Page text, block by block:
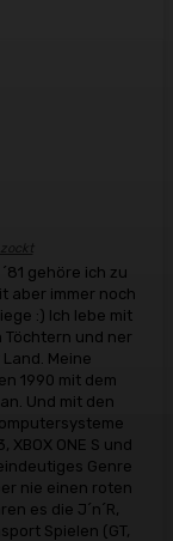
gehöre ich zu
aber immer noch
:) Ich lebe mit
Töchtern und ner
Meine
1990 mit dem
Und mit den
XBOX ONE S und
Genre
nie einen roten
es die J´n´R,
Spielen (GT,